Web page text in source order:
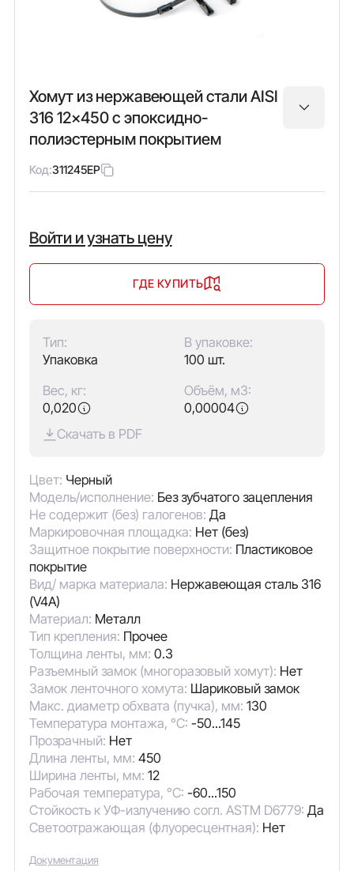
Хомут из нержавеющей стали AISI
316 12x450 с эпоксидно-
полиэстерным покрытием
Код:311245EP
Войти и узнать цену
ГДЕ КУПИТЬ
Тип:
Упаковка
В упаковке:
100 шт.
Вес, кг:
0,020
Объём, м3:
0,00004
Скачать в PDF
Цвет: Черный
Модель/исполнение: Без зубчатого зацепления
Не содержит (без) галогенов: Да
Маркировочная площадка: Нет (без)
Защитное покрытие поверхности: Пластиковое
покрытие
Вид/ марка материала: Нержавеющая сталь 316
(V4A)
Материал: Металл
Тип крепления: Прочее
Толщина ленты, мм: 0.3
Разъемный замок (многоразовый хомут): Нет
Замок ленточного хомута: Шариковый замок
Макс. диаметр обхвата (пучка), мм: 130
Температура монтажа, °C: -50...145
Прозрачный: Нет
Длина ленты, мм: 450
Ширина ленты, мм: 12
Рабочая температура, °C: -60...150
Стойкость к УФ-излучению согл. ASTM D6779: Да
Светоотражающая (флуоресцентная): Нет
Документация